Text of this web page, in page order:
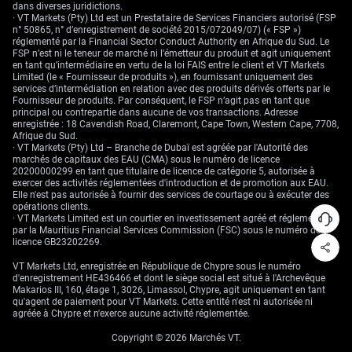
dans diverses juridictions.
· VT Markets (Pty) Ltd est un Prestataire de Services Financiers autorisé (FSP
n° 50865, n° d’enregistrement de société 2015/072049/07) (« FSP »)
réglementé par la Financial Sector Conduct Authority en Afrique du Sud. Le
FSP n’est ni le teneur de marché ni l’émetteur du produit et agit uniquement
en tant qu’intermédiaire en vertu de la loi FAIS entre le client et VT Markets
Limited (le « Fournisseur de produits »), en fournissant uniquement des
services d’intermédiation en relation avec des produits dérivés offerts par le
Fournisseur de produits. Par conséquent, le FSP n’agit pas en tant que
principal ou contrepartie dans aucune de vos transactions. Adresse
enregistrée : 18 Cavendish Road, Claremont, Cape Town, Western Cape, 7708,
Afrique du Sud.
· VT Markets (Pty) Ltd – Branche de Dubaï est agréée par l'Autorité des
marchés de capitaux des EAU (CMA) sous le numéro de licence
20200000299 en tant que titulaire de licence de catégorie 5, autorisée à
exercer des activités réglementées d'introduction et de promotion aux EAU.
Elle n'est pas autorisée à fournir des services de courtage ou à exécuter des
opérations clients.
· VT Markets Limited est un courtier en investissement agréé et réglementé
par la Mauritius Financial Services Commission (FSC) sous le numéro de
licence GB23202269.
VT Markets Ltd, enregistrée en République de Chypre sous le numéro
d'enregistrement HE436466 et dont le siège social est situé à l'Archevêque
Makarios III, 160, étage 1, 3026, Limassol, Chypre, agit uniquement en tant
qu'agent de paiement pour VT Markets. Cette entité n'est ni autorisée ni
agréée à Chypre et n'exerce aucune activité réglementée.
Copyright © 2026 Marchés VT.